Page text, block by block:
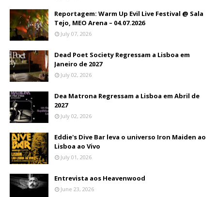
Reportagem: Warm Up Evil Live Festival @ Sala
Tejo, MEO Arena – 04.07.2026
July 07, 2026
Dead Poet Society Regressam a Lisboa em
Janeiro de 2027
July 02, 2026
Dea Matrona Regressam a Lisboa em Abril de
2027
July 02, 2026
Eddie's Dive Bar leva o universo Iron Maiden ao
Lisboa ao Vivo
July 01, 2026
Entrevista aos Heavenwood
June 23, 2026